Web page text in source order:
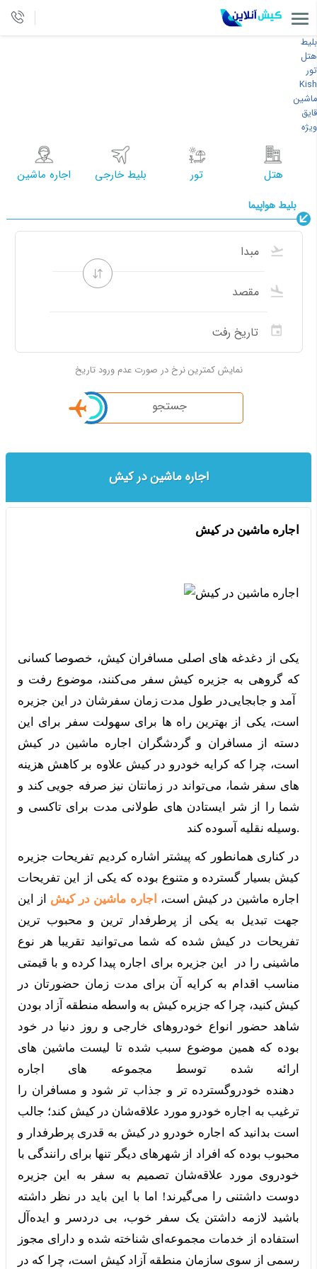
بلیط
هتل
تور
Kish
ماشین
قایق
ویژه
هتل تور بلیط خارجی اجاره ماشین
بلیط هواپیما
نمایش کمترین نرخ در صورت عدم ورود تاریخ
جستجو
اجاره ماشین در کیش
اجاره ماشین در کیش
یکی از دغدغه های اصلی مسافران کیش، خصوصا کسانی
که گروهی به جزیره کیش سفر می‌کنند، موضوع رفت و
در طول مدت زمان سفرشان در این جزیره
است، یکی از بهترین راه ها برای سهولت سفر برای این
دسته از مسافران و گردشگران اجاره ماشین در کیش
است، چرا که کرایه خودرو در کیش علاوه بر کاهش هزینه
های سفر‌ شما، می‌تواند در زمانتان نیز صرفه جویی کند و
شما را از شر ایستادن های طولانی مدت برای تاکسی و
وسیله نقلیه آسوده کند.
در کناری همانطور که پیشتر اشاره کردیم تفریحات جزیره
کیش بسیار گسترده و متنوع بوده که یکی از این تفریحات
اجاره ماشین در کیش است، اجاره ماشین در کیش از این
جهت تبدیل به یکی از پرطرفدار ترین و محبوب ترین
تفریحات در کیش شده که شما می‌توانید تقریبا هر نوع
ماشینی را در این جزیره برای اجاره پیدا کرده و با قیمتی
مناسب اقدام به کرایه آن برای مدت زمان حضورتان در
کیش کنید، چرا که جزیره کیش به واسطه منطقه آزاد بودن
شاهد حضور انواع خودروهای خارجی و روز دنیا در خود
بوده که همین موضوع سبب شده تا لیست ماشین های
ارائه شده توسط مجموعه های اجاره
گسترده تر و جذاب تر شود و مسافران را
ترغیب به اجاره خودرو مورد علاقه‌شان در کیش کند؛ جالب
است بدانید که اجاره خودرو در کیش به قدری پرطرفدار و
محبوب بوده که افراد از شهرهای دیگر تنها برای رانندگی با
خودروی مورد علاقه‌شان تصمیم به سفر به این جزیره
دوست داشتنی را می‌گیرند! اما با این باید در نظر داشته
باشید لازمه داشتن یک سفر خوب، بی دردسر و ایده‌آل
استفاده از خدمات مجموعه‌ای شناخته شده و دارای مجوز
رسمی از سوی سازمان منطقه آزاد کیش است، چرا که در